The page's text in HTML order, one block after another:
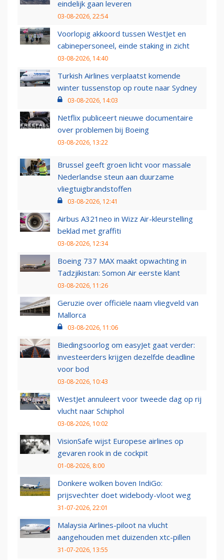
eindelijk gaan leveren
03-08-2026, 22:54
Voorlopig akkoord tussen WestJet en
cabinepersoneel, einde staking in zicht
03-08-2026, 14:40
Turkish Airlines verplaatst komende
winter tussenstop op route naar Sydney
03-08-2026, 14:03
Netflix publiceert nieuwe documentaire
over problemen bij Boeing
03-08-2026, 13:22
Brussel geeft groen licht voor massale
Nederlandse steun aan duurzame
vliegtuigbrandstoffen
03-08-2026, 12:41
Airbus A321neo in Wizz Air-kleurstelling
beklad met graffiti
03-08-2026, 12:34
Boeing 737 MAX maakt opwachting in
Tadzjikistan: Somon Air eerste klant
03-08-2026, 11:26
Geruzie over officiële naam vliegveld van
Mallorca
03-08-2026, 11:06
Biedingsoorlog om easyJet gaat verder:
investeerders krijgen dezelfde deadline
voor bod
03-08-2026, 10:43
WestJet annuleert voor tweede dag op rij
vlucht naar Schiphol
03-08-2026, 10:02
VisionSafe wijst Europese airlines op
gevaren rook in de cockpit
01-08-2026, 8:00
Donkere wolken boven IndiGo:
prijsvechter doet widebody-vloot weg
31-07-2026, 22:01
Malaysia Airlines-piloot na vlucht
aangehouden met duizenden xtc-pillen
31-07-2026, 13:55